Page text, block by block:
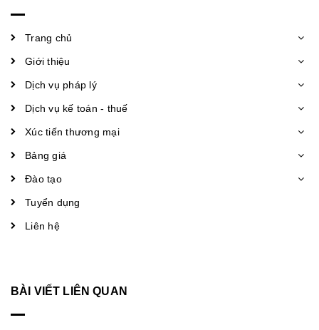
Trang chủ
Giới thiệu
Dịch vụ pháp lý
Dịch vụ kế toán - thuế
Xúc tiến thương mại
Bảng giá
Đào tạo
Tuyển dụng
Liên hệ
BÀI VIẾT LIÊN QUAN